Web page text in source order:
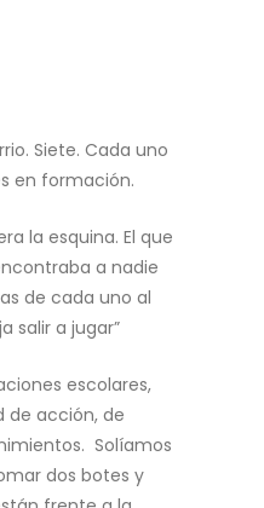
Siete. Cada uno
en formación.
la esquina. El que
a nadie
de cada uno al
salir a jugar”
escolares,
de acción, de
Solíamos
dos botes y